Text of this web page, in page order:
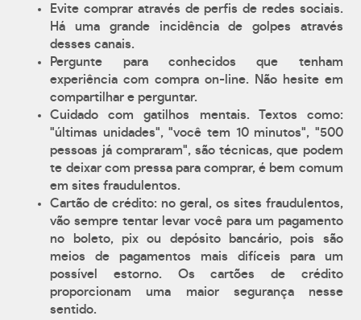
Evite comprar através de perfis de redes sociais.
Há uma grande incidência de golpes através
desses canais.
Pergunte para conhecidos que tenham
experiência com compra on-line. Não hesite em
compartilhar e perguntar.
Cuidado com gatilhos mentais. Textos como:
"últimas unidades", "você tem 10 minutos", "500
pessoas já compraram", são técnicas, que podem
te deixar com pressa para comprar, é bem comum
em sites fraudulentos.
Cartão de crédito: no geral, os sites fraudulentos,
vão sempre tentar levar você para um pagamento
no boleto, pix ou depósito bancário, pois são
meios de pagamentos mais difíceis para um
possível estorno. Os cartões de crédito
proporcionam uma maior segurança nesse
sentido.